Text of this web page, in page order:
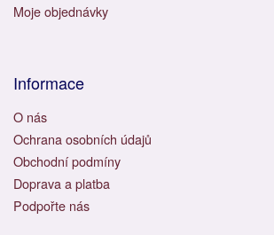
Moje objednávky
Informace
O nás
Ochrana osobních údajů
Obchodní podmíny
Doprava a platba
Podpořte nás